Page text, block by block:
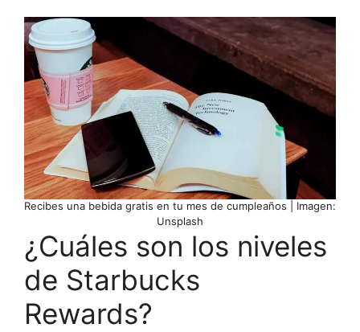
Recibes una bebida gratis en tu mes de cumpleaños | Imagen:
Unsplash
¿Cuáles son los niveles
de Starbucks
Rewards?